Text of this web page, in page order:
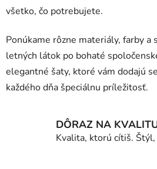
k
y
v
ý
p
s
u
všetko, čo potrebujete.
Ponúkame rôzne materiály, farby a
letných látok po bohaté
elegantné šaty, ktoré vám dodajú
každého dňa špeciálnu príležitosť.
DÔRAZ NA
Kvalita, ktorú cítiš.